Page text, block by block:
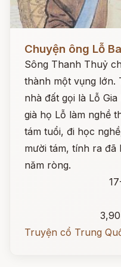
Chuyện ông Lỗ
Sông Thanh Thuỷ
thành một vụng lớn.
nhà đất gọi là Lỗ
già họ Lỗ làm nghề
tám tuổi, đi học
mười tám, tính ra đã
năm ròng.
Truyện cổ Trung